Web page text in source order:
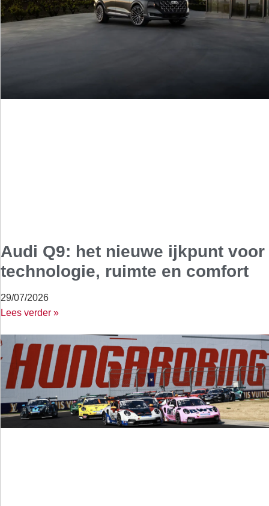
Audi Q9: het nieuwe ijkpunt voor
technologie, ruimte en comfort
29/07/2026
Lees verder »